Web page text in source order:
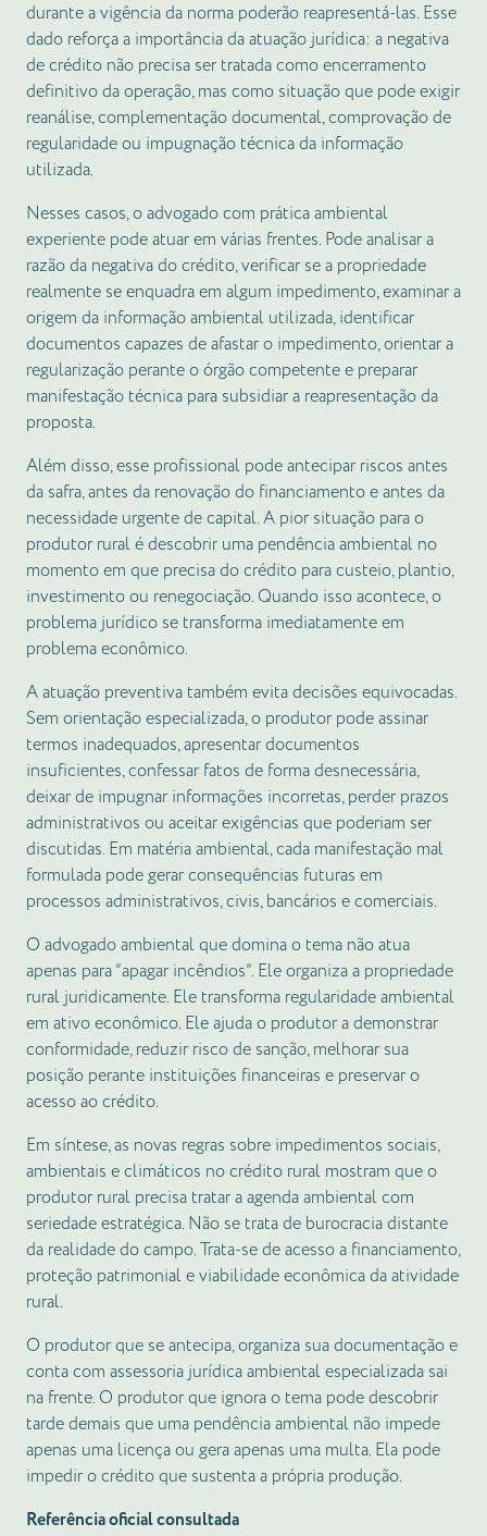
durante a vigência da norma poderão reapresentá-las. Esse
dado reforça a importância da atuação jurídica: a negativa
de crédito não precisa ser tratada como encerramento
definitivo da operação, mas como situação que pode exigir
reanálise, complementação documental, comprovação de
regularidade ou impugnação técnica da informação
utilizada.
Nesses casos, o advogado com prática ambiental
experiente pode atuar em várias frentes. Pode analisar a
razão da negativa do crédito, verificar se a propriedade
realmente se enquadra em algum impedimento, examinar a
origem da informação ambiental utilizada, identificar
documentos capazes de afastar o impedimento, orientar a
regularização perante o órgão competente e preparar
manifestação técnica para subsidiar a reapresentação da
proposta.
Além disso, esse profissional pode antecipar riscos antes
da safra, antes da renovação do financiamento e antes da
necessidade urgente de capital. A pior situação para o
produtor rural é descobrir uma pendência ambiental no
momento em que precisa do crédito para custeio, plantio,
investimento ou renegociação. Quando isso acontece, o
problema jurídico se transforma imediatamente em
problema econômico.
A atuação preventiva também evita decisões equivocadas.
Sem orientação especializada, o produtor pode assinar
termos inadequados, apresentar documentos
insuficientes, confessar fatos de forma desnecessária,
deixar de impugnar informações incorretas, perder prazos
administrativos ou aceitar exigências que poderiam ser
discutidas. Em matéria ambiental, cada manifestação mal
formulada pode gerar consequências futuras em
processos administrativos, civis, bancários e comerciais.
O advogado ambiental que domina o tema não atua
apenas para “apagar incêndios”. Ele organiza a propriedade
rural juridicamente. Ele transforma regularidade ambiental
em ativo econômico. Ele ajuda o produtor a demonstrar
conformidade, reduzir risco de sanção, melhorar sua
posição perante instituições financeiras e preservar o
acesso ao crédito.
Em síntese, as novas regras sobre impedimentos sociais,
ambientais e climáticos no crédito rural mostram que o
produtor rural precisa tratar a agenda ambiental com
seriedade estratégica. Não se trata de burocracia distante
da realidade do campo. Trata-se de acesso a financiamento,
proteção patrimonial e viabilidade econômica da atividade
rural.
O produtor que se antecipa, organiza sua documentação e
conta com assessoria jurídica ambiental especializada sai
na frente. O produtor que ignora o tema pode descobrir
tarde demais que uma pendência ambiental não impede
apenas uma licença ou gera apenas uma multa. Ela pode
impedir o crédito que sustenta a própria produção.
Referência oficial consultada